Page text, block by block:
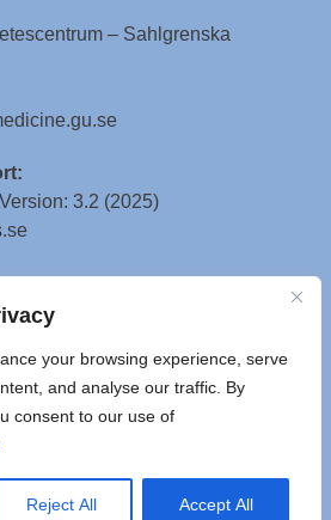
your browsing experience, serve
and analyse our traffic. By
consent to our use of
Reject All Accept All
– Sahlgrenska
3.2 (2025)
also contains material